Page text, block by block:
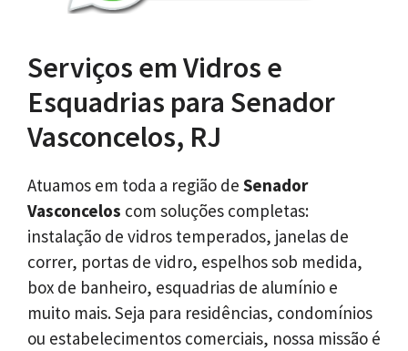
Serviços em Vidros e
Esquadrias para Senador
Vasconcelos, RJ
Atuamos em toda a região de Senador
Vasconcelos com soluções completas:
instalação de vidros temperados, janelas de
correr, portas de vidro, espelhos sob medida,
box de banheiro, esquadrias de alumínio e
muito mais. Seja para residências, condomínios
ou estabelecimentos comerciais, nossa missão é